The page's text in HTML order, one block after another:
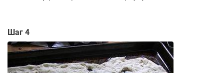
Шаг 4